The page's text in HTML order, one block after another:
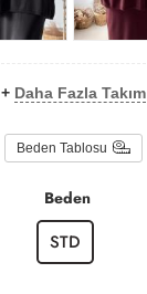
+ Daha Fazla Takım
Beden Tablosu
Beden
STD